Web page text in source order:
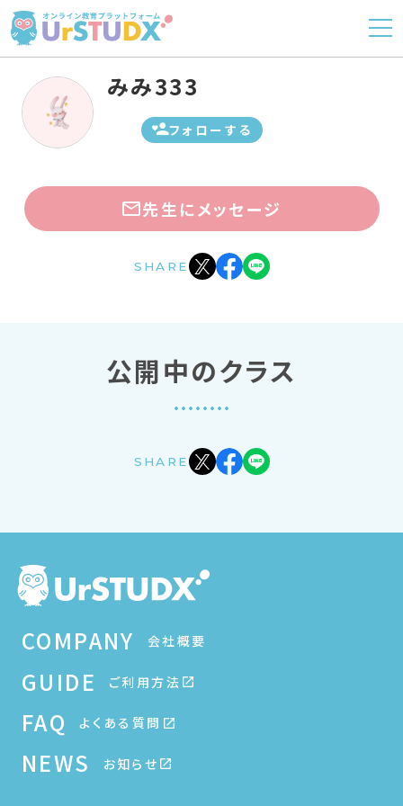
フォローする
みみ333
先生にメッセージ
SHARE
公開中のクラス
SHARE
COMPANY 会社概要
GUIDE ご利用方法
FAQ よくある質問
NEWS お知らせ